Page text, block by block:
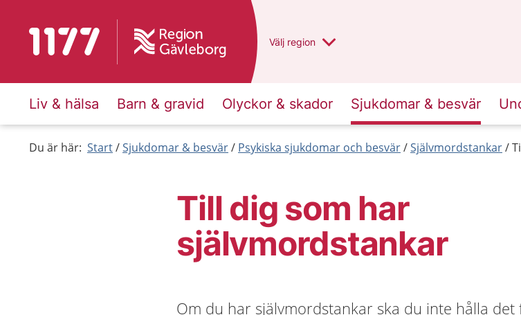
Till startsidan för 1177 Du har valt region
Välj en annan
region
Liv & hälsa Barn & gravid Olyckor & skador Sjukdomar & besvär
Du är här: Start Sjukdomar & besvär Psykiska sjukdomar och besvär Självmordstankar
Till dig som har
självmordstankar
Om du har självmordstankar ska du inte hålla det